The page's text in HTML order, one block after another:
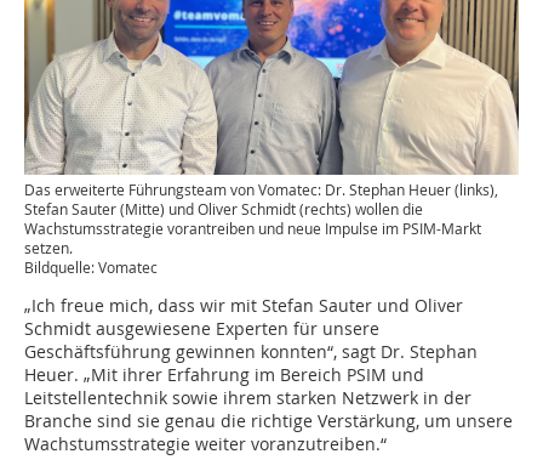
Das erweiterte Führungsteam von Vomatec: Dr. Stephan Heuer (links),
Stefan Sauter (Mitte) und Oliver Schmidt (rechts) wollen die
Wachstumsstrategie vorantreiben und neue Impulse im PSIM-Markt
setzen.
Bildquelle: Vomatec
„Ich freue mich, dass wir mit Stefan Sauter und Oliver
Schmidt ausgewiesene Experten für unsere
Geschäftsführung gewinnen konnten“, sagt Dr. Stephan
Heuer. „Mit ihrer Erfahrung im Bereich PSIM und
Leitstellentechnik sowie ihrem starken Netzwerk in der
Branche sind sie genau die richtige Verstärkung, um unsere
Wachstumsstrategie weiter voranzutreiben.“